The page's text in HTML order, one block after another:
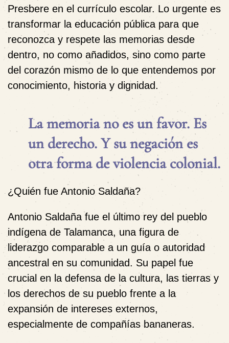
Presbere en el currículo escolar. Lo urgente es
transformar la educación pública para que
reconozca y respete las memorias desde
dentro, no como añadidos, sino como parte
del corazón mismo de lo que entendemos por
conocimiento, historia y dignidad.
La memoria no es un favor. Es
un derecho. Y su negación es
otra forma de violencia colonial.
¿Quién fue Antonio Saldaña?
Antonio Saldaña fue el último rey del pueblo
indígena de Talamanca, una figura de
liderazgo comparable a un guía o autoridad
ancestral en su comunidad. Su papel fue
crucial en la defensa de la cultura, las tierras y
los derechos de su pueblo frente a la
expansión de intereses externos,
especialmente de compañías bananeras.